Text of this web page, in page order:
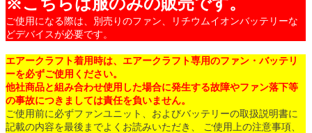
ご使用になる際は、別売りのファン、リチウムイオンバッテリーな
どデバイスが必要です。
エアークラフト着用時は、エアークラフト専用のファン・バッテリ
ーを必ずご使用ください。
他社商品と組み合わせ使用した場合に発生する故障やファン落下等
の事故につきましては責任を負いません。
ご使用前に必ずファンユニット、およびバッテリーの取扱説明書に
記載の内容を最後までよくお読みいただき、 ご使用上の注意事項、